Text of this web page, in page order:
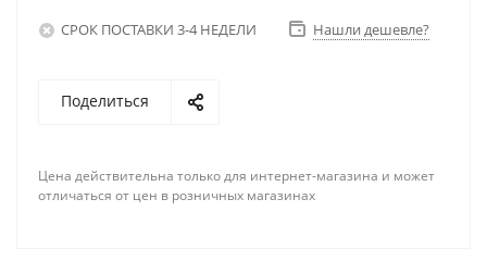
СРОК ПОСТАВКИ 3-4 НЕДЕЛИ Нашли дешевле?
Поделиться
Цена действительна только для интернет-магазина и может
отличаться от цен в розничных магазинах